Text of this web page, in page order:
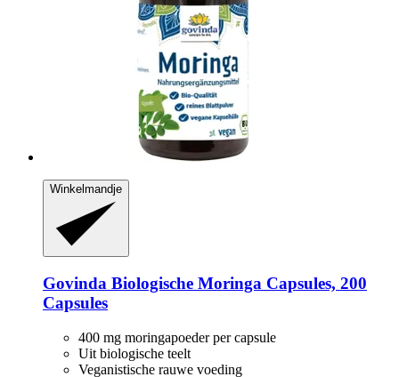
Winkelmandje
Govinda Biologische Moringa Capsules, 200
Capsules
400 mg moringapoeder per capsule
Uit biologische teelt
Veganistische rauwe voeding